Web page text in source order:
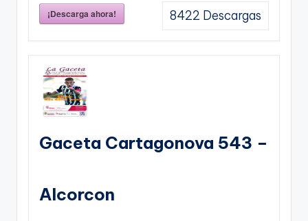
¡Descarga ahora! 8422 Descargas
Gaceta Cartagonova 543 –
Alcorcon